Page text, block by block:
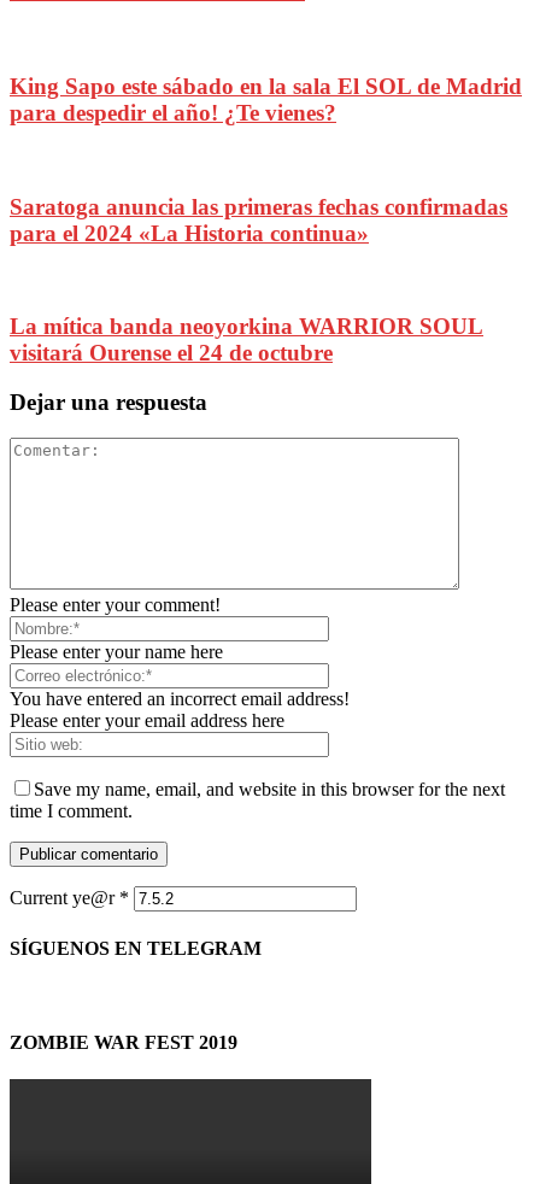
King Sapo este sábado en la sala El SOL de Madrid
para despedir el año! ¿Te vienes?
Saratoga anuncia las primeras fechas confirmadas
para el 2024 «La Historia continua»
La mítica banda neoyorkina WARRIOR SOUL
visitará Ourense el 24 de octubre
Dejar una respuesta
Please enter your comment!
Please enter your name here
You have entered an incorrect email address!
Please enter your email address here
Save my name, email, and website in this browser for the next
time I comment.
Current ye@r *
SÍGUENOS EN TELEGRAM
ZOMBIE WAR FEST 2019